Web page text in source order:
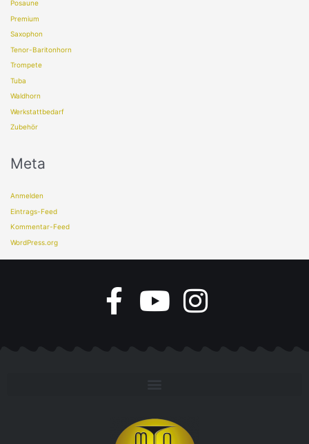
Posaune
Premium
Saxophon
Tenor-Baritonhorn
Trompete
Tuba
Waldhorn
Werkstattbedarf
Zubehör
Meta
Anmelden
Eintrags-Feed
Kommentar-Feed
WordPress.org